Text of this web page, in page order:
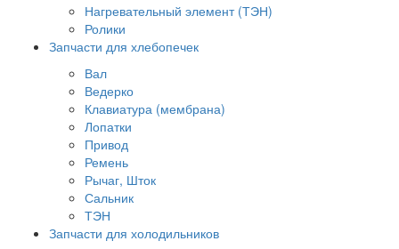
Нагревательный элемент (ТЭН)
Ролики
Запчасти для хлебопечек
Вал
Ведерко
Клавиатура (мембрана)
Лопатки
Привод
Ремень
Рычаг, Шток
Сальник
ТЭН
Запчасти для холодильников